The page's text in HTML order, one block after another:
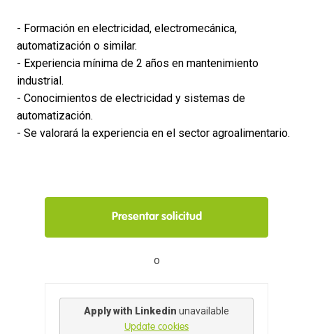
- Formación en electricidad, electromecánica,
automatización o similar.
- Experiencia mínima de 2 años en mantenimiento
industrial.
- Conocimientos de electricidad y sistemas de
automatización.
- Se valorará la experiencia en el sector agroalimentario.
Presentar solicitud
o
Apply with Linkedin unavailable
Update cookies